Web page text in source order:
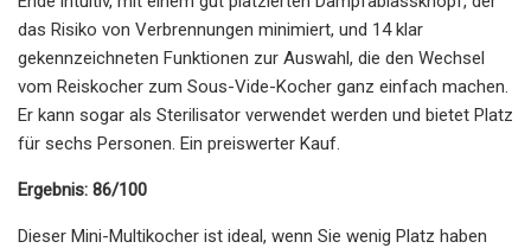
das Risiko von Verbrennungen minimiert, und 14 klar
gekennzeichneten Funktionen zur Auswahl, die den Wechsel
vom Reiskocher zum Sous-Vide-Kocher ganz einfach machen.
Er kann sogar als Sterilisator verwendet werden und bietet Platz
für sechs Personen. Ein preiswerter Kauf.
Ergebnis: 86/100
Dieser Mini-Multikocher ist ideal, wenn Sie wenig Platz haben